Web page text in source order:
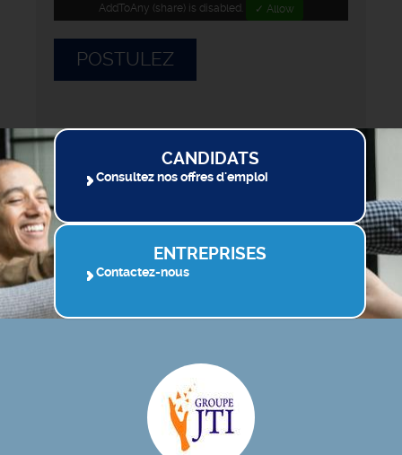
AddToAny (share) is disabled. ✓ Allow
POSTULEZ
CANDIDATS
Consultez nos offres d'emploi
ENTREPRISES
Contactez-nous